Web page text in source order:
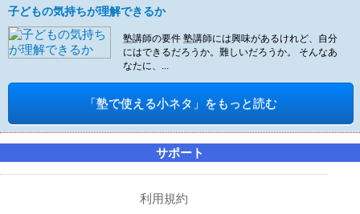
子どもの気持ちが理解できるか
塾講師の要件 塾講師には興味があるけれど、自分
にはできるだろうか。難しいだろうか。 そんなあ
なたに、...
「塾で使える小ネタ」をもっと読む
サポート
利用規約